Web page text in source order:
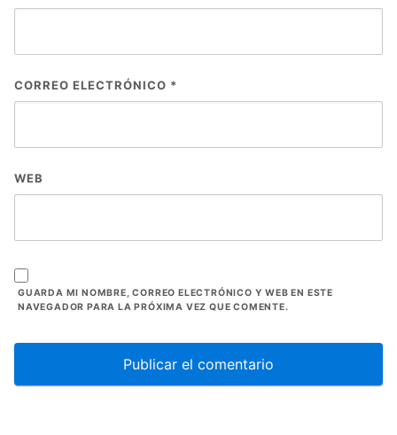
CORREO ELECTRÓNICO *
WEB
GUARDA MI NOMBRE, CORREO ELECTRÓNICO Y WEB EN ESTE
NAVEGADOR PARA LA PRÓXIMA VEZ QUE COMENTE.